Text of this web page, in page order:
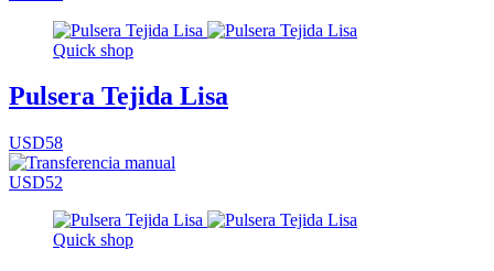
Quick shop
Pulsera Tejida Lisa
USD58
USD52
Quick shop